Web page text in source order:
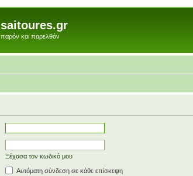
saitoures.gr
παρόν και παρελθόν
Ξέχασα τον κωδικό μου
Αυτόματη σύνδεση σε κάθε επίσκεψη